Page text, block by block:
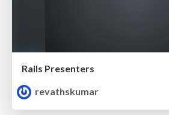
Rails Presenters
revathskumar